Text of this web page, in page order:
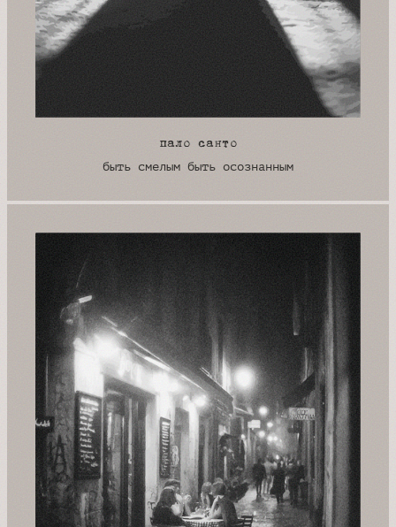
пало санто
быть смелым быть осознанным